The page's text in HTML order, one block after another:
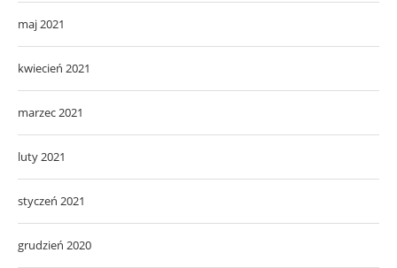
maj 2021
kwiecień 2021
marzec 2021
luty 2021
styczeń 2021
grudzień 2020